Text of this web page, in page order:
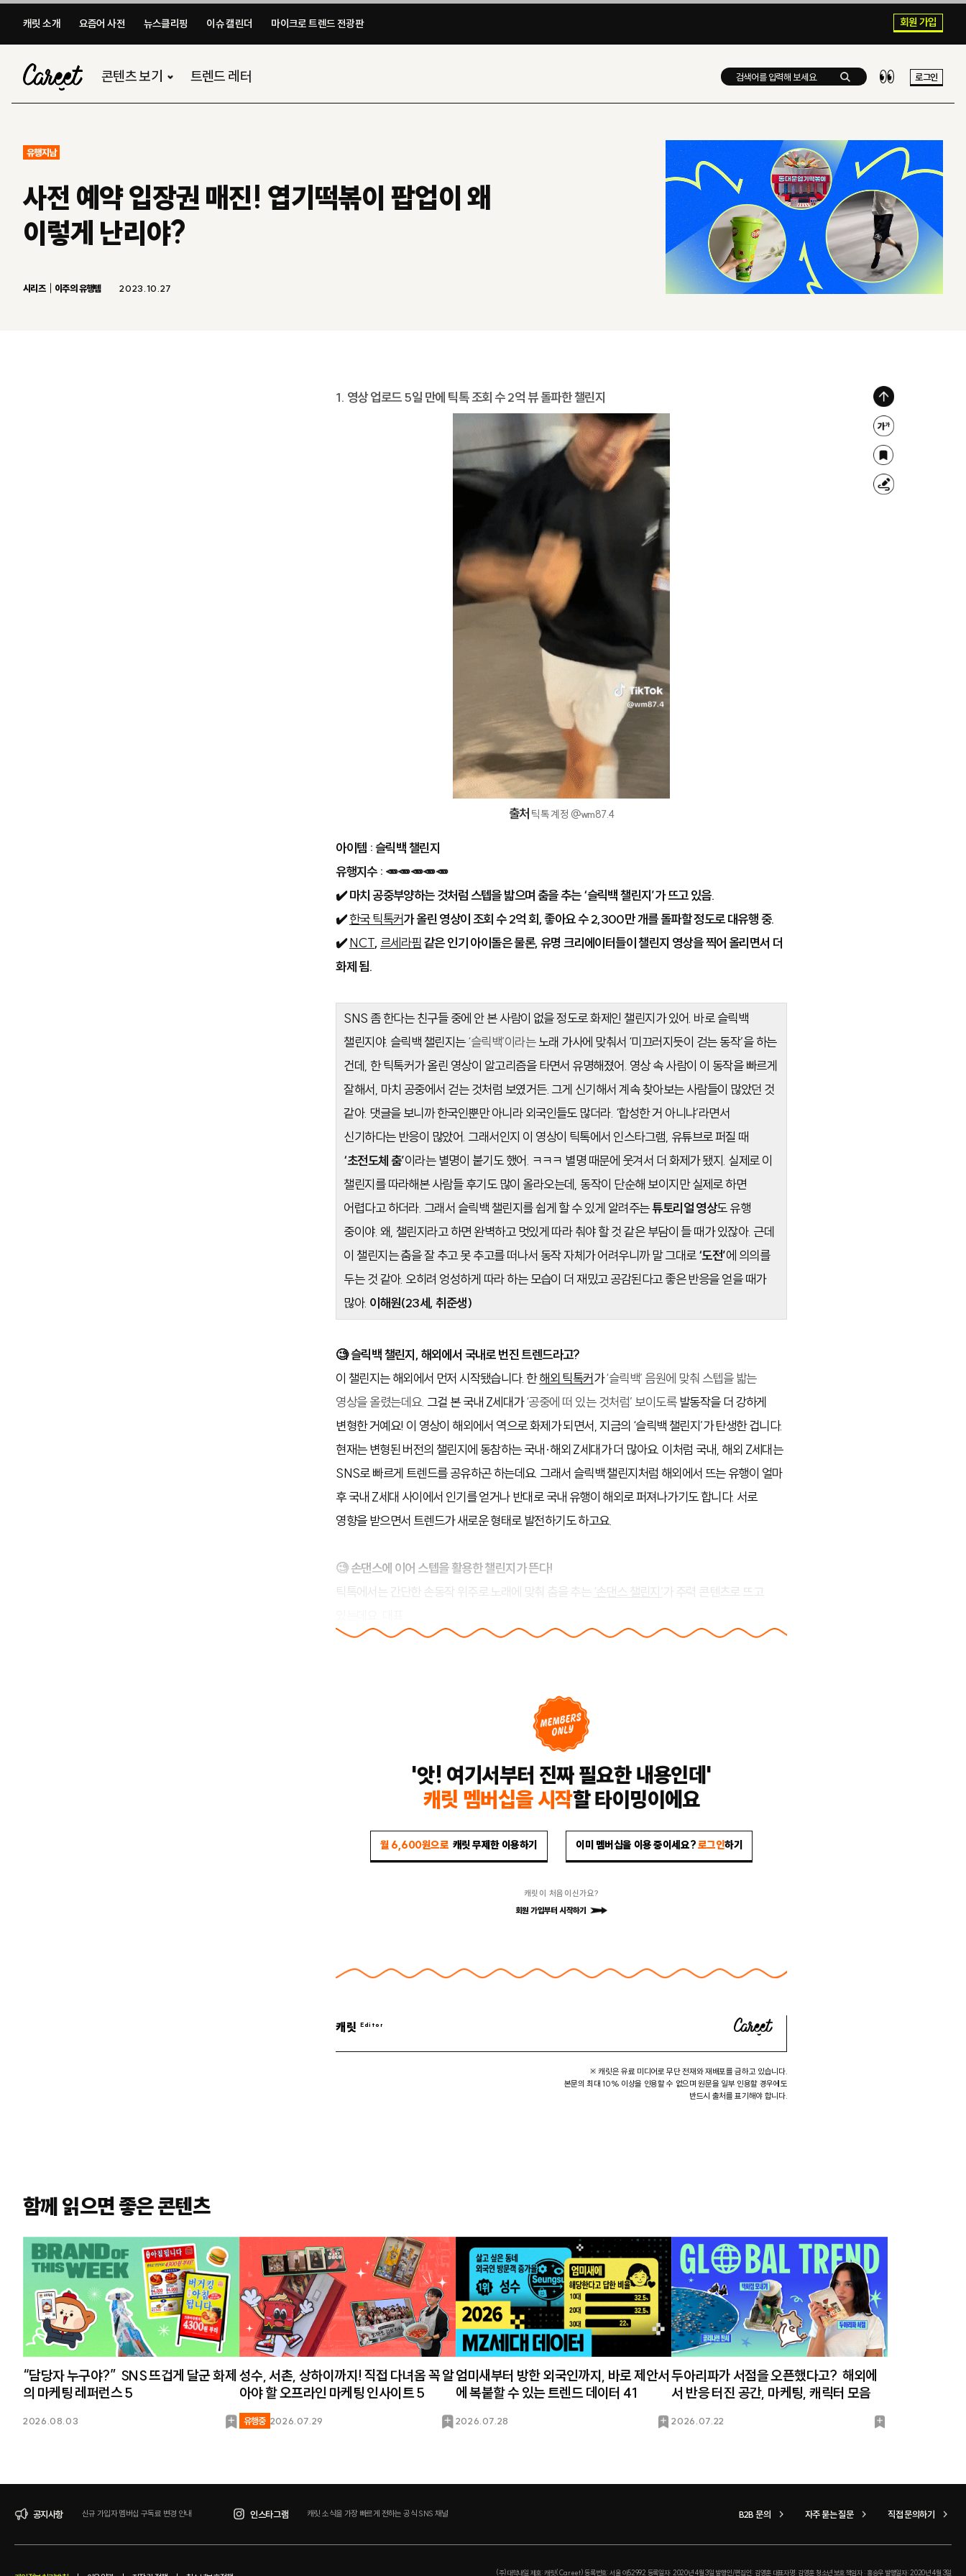
캐릿 소개 요즘어 사전 뉴스클리핑 이슈 캘린더 마이크로 트렌드 전광판​ 회원 가입
콘텐츠 보기 트렌드 레터 로그인
유행지남
사전 예약 입장권 매진! 엽기떡볶이 팝업이 왜
이렇게 난리야?
시리즈 이주의 유행템 2023.10.27
1. 영상 업로드 5일 만에 틱톡 조회 수 2억 뷰 돌파한 챌린지
출처 틱톡 계정 @wm87.4
아이템 : 슬릭백 챌린지
유행지수 : 🥕🥕🥕🥕🥕
✔️ 마치 공중부양하는 것처럼 스텝을 밟으며 춤을 추는 ‘슬릭백 챌린지’가 뜨고 있음.
✔️한국 틱톡커가 올린 영상이 조회 수 2억 회, 좋아요 수 2,300만 개를 돌파할 정도로 대유행 중.
✔️NCT, 르세라핌같은 인기 아이돌은 물론, 유명 크리에이터들이 챌린지 영상을 찍어 올리면서 더
화제 됨.
SNS 좀 한다는 친구들 중에 안 본 사람이 없을 정도로 화제인 챌린지가 있어. 바로 슬릭백
챌린지야. 슬릭백 챌린지는‘슬릭백’이라는노래 가사에 맞춰서 ‘미끄러지듯이 걷는 동작’을 하는
건데, 한 틱톡커가 올린 영상이 알고리즘을 타면서 유명해졌어. 영상 속 사람이 이 동작을 빠르게
잘해서, 마치 공중에서 걷는 것처럼 보였거든. 그게 신기해서 계속 찾아보는 사람들이 많았던 것
같아. 댓글을 보니까 한국인뿐만 아니라 외국인들도 많더라. ‘합성한 거 아니냐’라면서
신기하다는 반응이 많았어. 그래서인지 이 영상이 틱톡에서 인스타그램, 유튜브로 퍼질 때
‘초전도체 춤’이라는 별명이 붙기도 했어. ㅋㅋㅋ 별명 때문에 웃겨서 더 화제가 됐지. 실제로 이
챌린지를 따라해본 사람들 후기도 많이 올라오는데, 동작이 단순해 보이지만 실제로 하면
어렵다고 하더라. 그래서 슬릭백 챌린지를 쉽게 할 수 있게 알려주는튜토리얼 영상도 유행
중이야. 왜, 챌린지라고 하면 완벽하고 멋있게 따라 춰야 할 것 같은 부담이 들 때가 있잖아. 근데
이 챌린지는 춤을 잘 추고 못 추고를 떠나서 동작 자체가 어려우니까 말 그대로‘도전’에 의의를
두는 것 같아. 오히려 엉성하게 따라 하는 모습이 더 재밌고 공감된다고 좋은 반응을 얻을 때가
많아. 이해원(23세, 취준생)
🧐 슬릭백 챌린지, 해외에서 국내로 번진 트렌드라고?
이 챌린지는 해외에서 먼저 시작됐습니다. 한해외 틱톡커가‘슬릭백’ 음원에 맞춰 스텝을 밟는
영상을 올렸는데요. 그걸 본 국내 Z세대가‘공중에 떠 있는 것처럼’ 보이도록발동작을 더 강하게
변형한 거예요! 이 영상이 해외에서 역으로 화제가 되면서, 지금의 ‘슬릭백 챌린지’가 탄생한 겁니다.
현재는 변형된 버전의 챌린지에 동참하는 국내·해외 Z세대가 더 많아요. 이처럼 국내, 해외 Z세대는
SNS로 빠르게 트렌드를 공유하곤 하는데요. 그래서 슬릭백 챌린지처럼 해외에서 뜨는 유행이 얼마
후 국내 Z세대 사이에서 인기를 얻거나 반대로 국내 유행이 해외로 퍼져나가기도 합니다. 서로
영향을 받으면서 트렌드가 새로운 형태로 발전하기도 하고요.
🧐손댄스에 이어 스텝을 활용한 챌린지가 뜬다!
틱톡에서는 간단한 손동작 위주로 노래에 맞춰 춤을 추는 ‘손댄스 챌린지’ 가 주력 콘텐츠로 뜨고
'앗! 여기서부터 진짜 필요한 내용인데'
캐릿 멤버십을 시작할 타이밍이에요
월 6,600원으로 캐릿 무제한 이용하기 이미 멤버십을 이용 중이세요?로그인하기
캐릿이 처음이신가요?
회원 가입부터 시작하기
캐릿
※ 캐릿은 유료 미디어로 무단 전재와 재배포를 금하고 있습니다.
본문의 최대 10% 이상을 인용할 수 없으며 원문을 일부 인용할 경우에도
반드시 출처를 표기해야 합니다.
위
로
가
기
글
자
크
기
북
마
형
함께 읽으면 좋은 콘텐츠
2026.08.03
북
“담당자 누구야?” SNS 뜨겁게 달군 화제
의 마케팅 레퍼런스 5
유행중 2026.07.29
북
성수, 서촌, 상하이까지! 직접 다녀옴 꼭 알
아야 할 오프라인 마케팅 인사이트 5
2026.07.28
북
엄미새부터 방한 외국인까지, 바로 제안서
에 복붙할 수 있는 트렌드 데이터 41
2026.07.22
북
두아리파가 서점을 오픈했다고? 해외에
서 반응 터진 공간, 마케팅, 캐릭터 모음
공지사항 신규 가입자 멤버십 구독료 변경 안내 인스타그램 캐릿 소식을 가장 빠르게 전하는 공식 SNS 채널 B2B 문의 자주 묻는 질문 직접 문의하기
(주)대학내일 제호: 캐릿(Careet) 등록번호: 서울 아52992 등록일자: 2020년 4월 3일 발행인/편집인: 김영훈 대표자명: 김영훈 청소년 보호 책임자 : 홍승우 발행일자: 2020년 4월 3일